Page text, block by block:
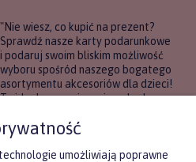
"Nie wiesz, co kupić na prezent?
Sprawdź nasze karty podarunkowe
i podaruj swoim bliskim możliwość
wyboru spośród naszego bogatego
asortymentu akcesoriów dla dzieci!
To idealne rozwiązanie, gdy chcesz
pewności, co będzie najbardziej
trafione.
umożliwiają poprawne